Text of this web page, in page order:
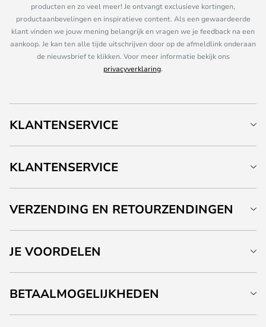
producten en zo veel meer! Je ontvangt exclusieve kortingen,
productaanbevelingen en inspiratieve content. Als een gewaardeerde
klant vinden we jouw mening belangrijk en vragen we je feedback na een
aankoop. Je kan ten alle tijde uitschrijven door op de afmeldlink onderaan
de nieuwsbrief te klikken. Voor meer informatie bekijk ons
privacyverklaring.
KLANTENSERVICE
KLANTENSERVICE
VERZENDING EN RETOURZENDINGEN
JE VOORDELEN
BETAALMOGELIJKHEDEN